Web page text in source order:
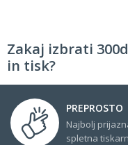
Zakaj izbrati
in tisk?
PREPROSTO
Najbolj
spletna